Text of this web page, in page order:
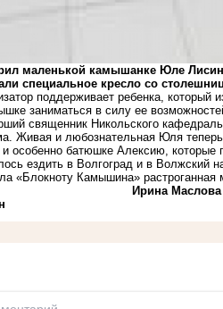
маленькой камышанке Юле
специальное кресло со
поддерживает ребенка, который
заниматься в силу ее
священник Никольского
Живая и любознательная Юля
особенно батюшке Алексию, которые
ездить в Волгоград и в Волжский
«Блокноту Камышина»
Ирина Маслова